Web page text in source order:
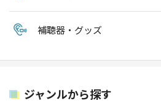
補聴器・グッズ
ジャンルから探す